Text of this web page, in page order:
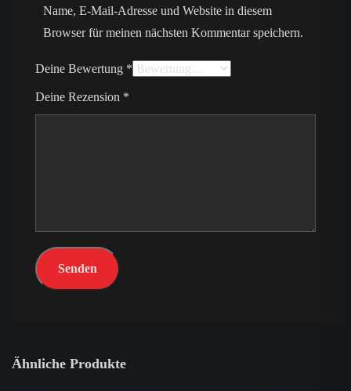
Name, E-Mail-Adresse und Website in diesem
Browser für meinen nächsten Kommentar speichern.
Deine Bewertung *
Deine Rezension *
Ähnliche Produkte